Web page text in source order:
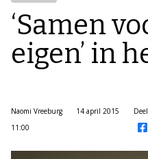
‘Samen
eigen’ in
Naomi Vreeburg
14 april 2015
11:00